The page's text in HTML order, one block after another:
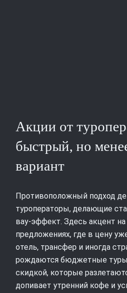
Акции от
быстрый, но
вариант
Противоположный подход
туроператоры, делающие
вау-эффект. Здесь акцент
предложениях, где в цену
отель, трансфер и иногда
рождаются бюджетные
скидкой, которые
допивает утренний кофе и